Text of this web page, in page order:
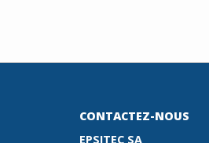
CONTACTEZ-NOUS
EPSITEC SA